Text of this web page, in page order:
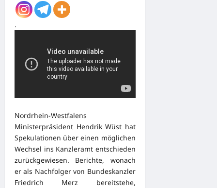
.
Nordrhein-Westfalens
Ministerpräsident Hendrik Wüst hat
Spekulationen über einen möglichen
Wechsel ins Kanzleramt entschieden
zurückgewiesen. Berichte, wonach
er als Nachfolger von Bundeskanzler
Friedrich Merz bereitstehe,